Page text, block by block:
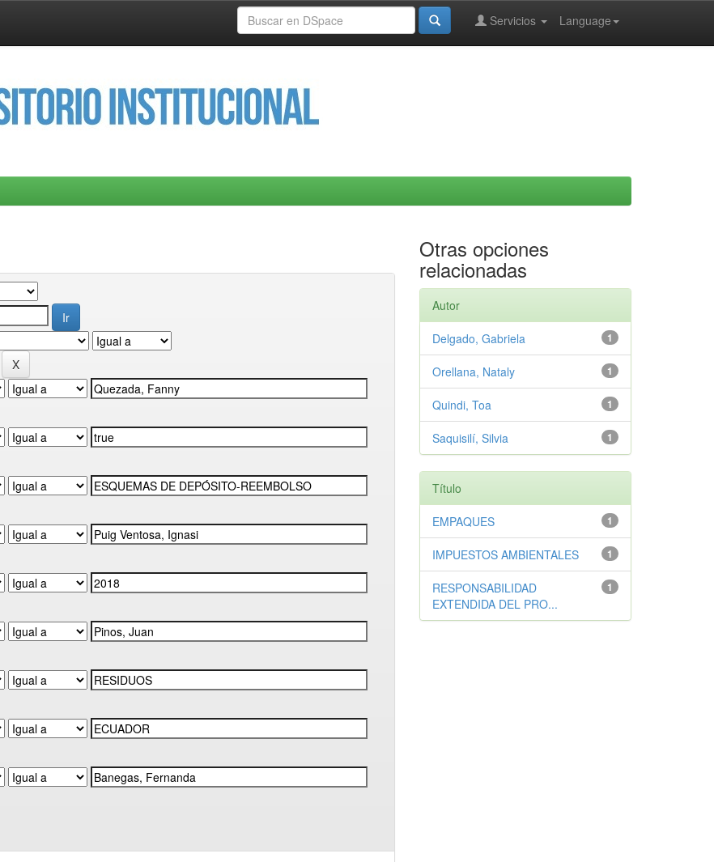
Language
Servicios
Otras opciones
relacionadas
Autor
1
Delgado, Gabriela
1
Orellana, Nataly
1
Quindi, Toa
1
Saquisilí, Silvia
Título
1
EMPAQUES
1
IMPUESTOS AMBIENTALES
1
RESPONSABILIDAD
EXTENDIDA DEL PRO...